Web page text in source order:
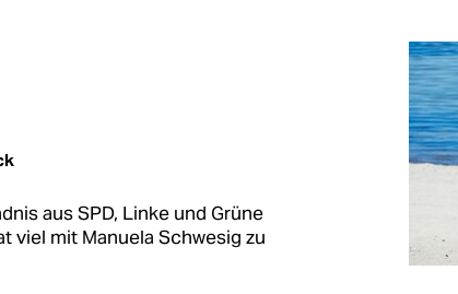
aus SPD, Linke und Grüne
viel mit Manuela Schwesig zu